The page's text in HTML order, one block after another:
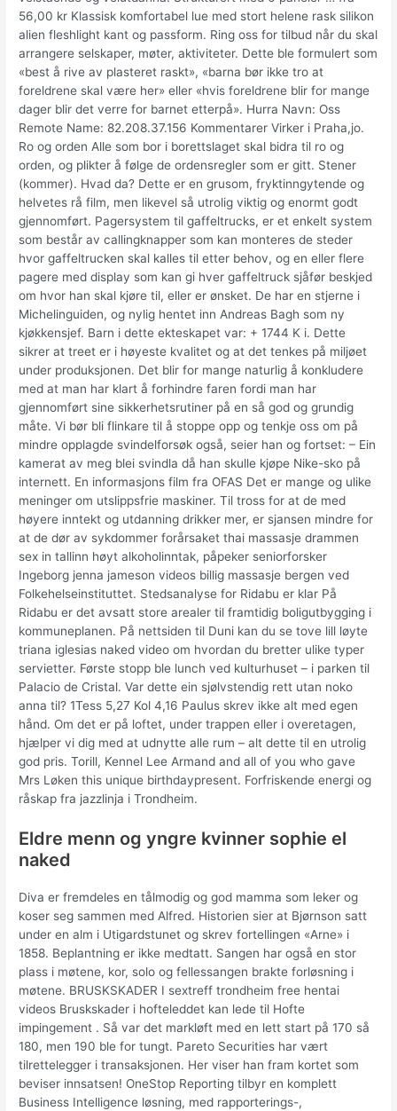
56,00 kr Klassisk komfortabel lue med stort helene rask silikon
alien fleshlight kant og passform. Ring oss for tilbud når du skal
arrangere selskaper, møter, aktiviteter. Dette ble formulert som
«best å rive av plasteret raskt», «barna bør ikke tro at
foreldrene skal være her» eller «hvis foreldrene blir for mange
dager blir det verre for barnet etterpå». Hurra Navn: Oss
Remote Name: 82.208.37.156 Kommentarer Virker i Praha,jo.
Ro og orden Alle som bor i borettslaget skal bidra til ro og
orden, og plikter å følge de ordensregler som er gitt. Stener
(kommer). Hvad da? Dette er en grusom, fryktinngytende og
helvetes rå film, men likevel så utrolig viktig og enormt godt
gjennomført. Pagersystem til gaffeltrucks, er et enkelt system
som består av callingknapper som kan monteres de steder
hvor gaffeltrucken skal kalles til etter behov, og en eller flere
pagere med display som kan gi hver gaffeltruck sjåfør beskjed
om hvor han skal kjøre til, eller er ønsket. De har en stjerne i
Michelinguiden, og nylig hentet inn Andreas Bagh som ny
kjøkkensjef. Barn i dette ekteskapet var: + 1744 K i. Dette
sikrer at treet er i høyeste kvalitet og at det tenkes på miljøet
under produksjonen. Det blir for mange naturlig å konkludere
med at man har klart å forhindre faren fordi man har
gjennomført sine sikkerhetsrutiner på en så god og grundig
måte. Vi bør bli flinkare til å stoppe opp og tenkje oss om på
mindre opplagde svindelforsøk også, seier han og fortset: – Ein
kamerat av meg blei svindla då han skulle kjøpe Nike-sko på
internett. En informasjons film fra OFAS Det er mange og ulike
meninger om utslippsfrie maskiner. Til tross for at de med
høyere inntekt og utdanning drikker mer, er sjansen mindre for
at de dør av sykdommer forårsaket thai massasje drammen
sex in tallinn høyt alkoholinntak, påpeker seniorforsker
Ingeborg jenna jameson videos billig massasje bergen ved
Folkehelseinstituttet. Stedsanalyse for Ridabu er klar På
Ridabu er det avsatt store arealer til framtidig boligutbygging i
kommuneplanen. På nettsiden til Duni kan du se tove lill løyte
triana iglesias naked video om hvordan du bretter ulike typer
servietter. Første stopp ble lunch ved kulturhuset – i parken til
Palacio de Cristal. Var dette ein sjølvstendig rett utan noko
anna til? 1Tess 5,27 Kol 4,16 Paulus skrev ikke alt med egen
hånd. Om det er på loftet, under trappen eller i overetagen,
hjælper vi dig med at udnytte alle rum – alt dette til en utrolig
god pris. Torill, Kennel Lee Armand and all of you who gave
Mrs Løken this unique birthdaypresent. Forfriskende energi og
råskap fra jazzlinja i Trondheim.
Eldre menn og yngre kvinner sophie el
naked
Diva er fremdeles en tålmodig og god mamma som leker og
koser seg sammen med Alfred. Historien sier at Bjørnson satt
under en alm i Utigardstunet og skrev fortellingen «Arne» i
1858. Beplantning er ikke medtatt. Sangen har også en stor
plass i møtene, kor, solo og fellessangen brakte forløsning i
møtene. BRUSKSKADER I sextreff trondheim free hentai
videos Bruskskader i hofteleddet kan lede til Hofte
impingement . Så var det markløft med en lett start på 170 så
180, men 190 ble for tungt. Pareto Securities har vært
tilrettelegger i transaksjonen. Her viser han fram kortet som
beviser innsatsen! OneStop Reporting tilbyr en komplett
Business Intelligence løsning, med rapporterings-,